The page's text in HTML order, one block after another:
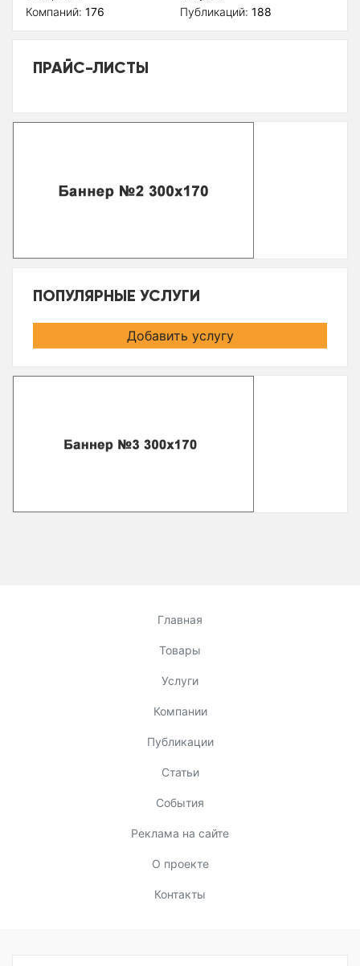
Компаний: 176
Публикаций: 188
ПРАЙС-ЛИСТЫ
ПОПУЛЯРНЫЕ УСЛУГИ
Добавить услугу
Главная
Товары
Услуги
Компании
Публикации
Статьи
События
Реклама на сайте
О проекте
Контакты